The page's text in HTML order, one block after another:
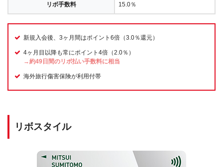
リボ手数料 15.0％
新規入会後、3ヶ月間はポイント6倍（3.0％還元）
4ヶ月目以降も常にポイント4倍（2.0％）
→約49日間のリボ払い手数料に相当
海外旅行傷害保険が利用付帯
リボスタイル